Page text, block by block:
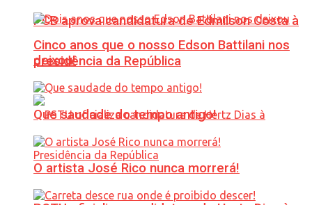
PCB aprova candidatura de Edmilson Costa à
presidência da República
Cinco anos que o nosso Edson Battilani nos
deixou!
Que saudade do tempo antigo!
O artista José Rico nunca morrerá!